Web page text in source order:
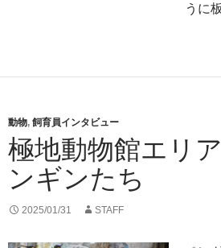
うに
動物, 飼育員インタビュー
極地動物館エリ
ンギンたち
2025/01/31 STAFF